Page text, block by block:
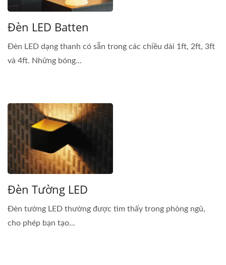
Đèn LED Batten
Đèn LED dạng thanh có sẵn trong các chiều dài 1ft, 2ft, 3ft
và 4ft. Những bóng...
Đèn Tường LED
Đèn tường LED thường được tìm thấy trong phòng ngủ,
cho phép bạn tạo...